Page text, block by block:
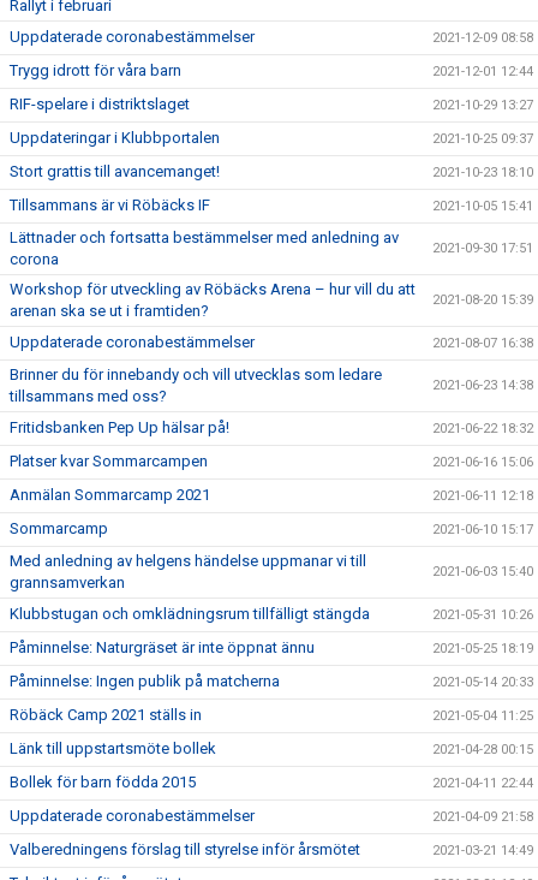
Rallyt i februari
Uppdaterade coronabestämmelser 2021-12-09 08:58
Trygg idrott för våra barn 2021-12-01 12:44
RIF-spelare i distriktslaget 2021-10-29 13:27
Uppdateringar i Klubbportalen 2021-10-25 09:37
Stort grattis till avancemanget! 2021-10-23 18:10
Tillsammans är vi Röbäcks IF 2021-10-05 15:41
Lättnader och fortsatta bestämmelser med anledning av
corona
2021-09-30 17:51
Workshop för utveckling av Röbäcks Arena – hur vill du att
arenan ska se ut i framtiden?
2021-08-20 15:39
Uppdaterade coronabestämmelser 2021-08-07 16:38
Brinner du för innebandy och vill utvecklas som ledare
tillsammans med oss?
2021-06-23 14:38
Fritidsbanken Pep Up hälsar på! 2021-06-22 18:32
Platser kvar Sommarcampen 2021-06-16 15:06
Anmälan Sommarcamp 2021 2021-06-11 12:18
Sommarcamp 2021-06-10 15:17
Med anledning av helgens händelse uppmanar vi till
grannsamverkan
2021-06-03 15:40
Klubbstugan och omklädningsrum tillfälligt stängda 2021-05-31 10:26
Påminnelse: Naturgräset är inte öppnat ännu 2021-05-25 18:19
Påminnelse: Ingen publik på matcherna 2021-05-14 20:33
Röbäck Camp 2021 ställs in 2021-05-04 11:25
Länk till uppstartsmöte bollek 2021-04-28 00:15
Bollek för barn födda 2015 2021-04-11 22:44
Uppdaterade coronabestämmelser 2021-04-09 21:58
Valberedningens förslag till styrelse inför årsmötet 2021-03-21 14:49